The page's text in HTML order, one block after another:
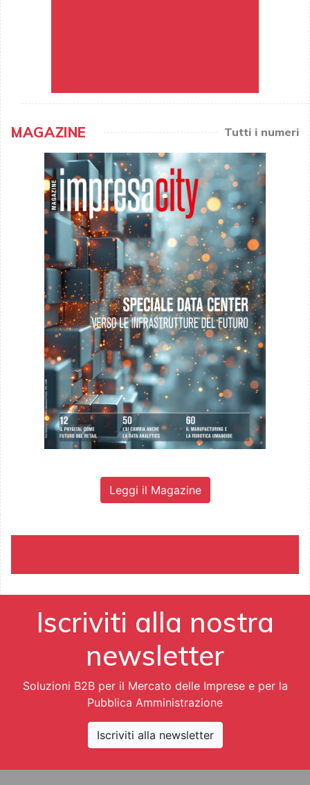
MAGAZINE Tutti i numeri
Leggi il Magazine
Iscriviti alla nostra
newsletter
Soluzioni B2B per il Mercato delle Imprese e per la
Pubblica Amministrazione
Iscriviti alla newsletter